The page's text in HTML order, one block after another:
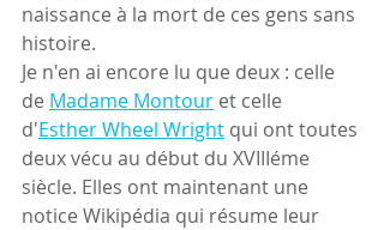
naissance à la mort de ces gens sans
histoire.
Je n'en ai encore lu que deux : celle
de Madame Montour et celle
d'Esther Wheel Wright qui ont toutes
deux vécu au début du XVIIIéme
siècle. Elles ont maintenant une
notice Wikipédia qui résume leur